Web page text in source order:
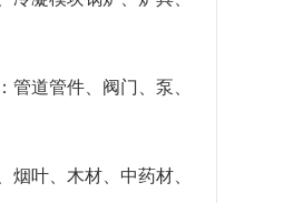
道管件、阀门、泵、
叶、木材、中药材、